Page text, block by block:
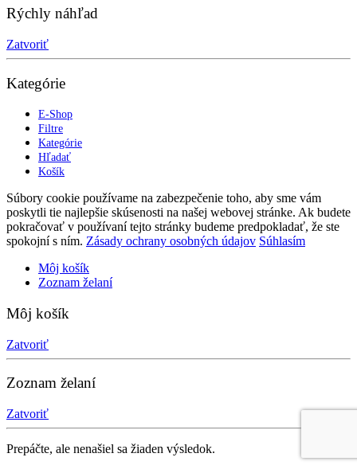
Rýchly náhľad
Zatvoriť
Kategórie
E-Shop
Filtre
Kategórie
Hľadať
Košík
Súbory cookie používame na zabezpečenie toho, aby sme vám
poskytli tie najlepšie skúsenosti na našej webovej stránke. Ak budete
pokračovať v používaní tejto stránky budeme predpokladať, že ste
spokojní s ním. Zásady ochrany osobných údajov Súhlasím
Môj košík
Zoznam želaní
Môj košík
Zatvoriť
Zoznam želaní
Zatvoriť
Prepáčte, ale nenašiel sa žiaden výsledok.